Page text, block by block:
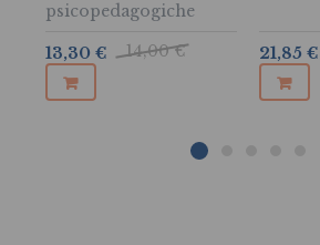
psicopedagogiche
14,00 €
13,30 € 21,85 €